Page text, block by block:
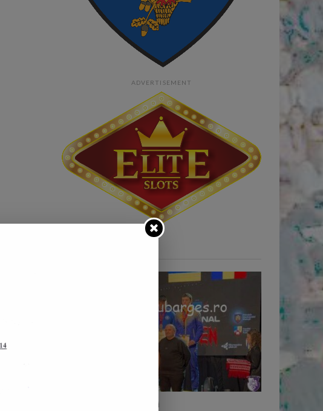
ADVERTISEMENT
/ publicat acum 5 luni